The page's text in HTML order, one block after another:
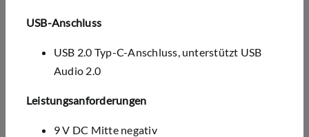
USB-Anschluss
USB 2.0 Typ-C-Anschluss, unterstützt USB
Audio 2.0
Leistungsanforderungen
9 V DC Mitte negativ